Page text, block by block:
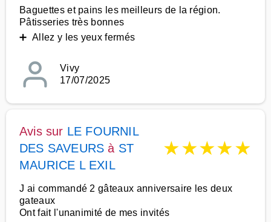
Baguettes et pains les meilleurs de la région.
Pâtisseries très bonnes
➕ Allez y les yeux fermés
Vivy
17/07/2025
Avis sur LE FOURNIL
DES SAVEURS à ST
MAURICE L EXIL
★★★★★
J ai commandé 2 gâteaux anniversaire les deux
gateaux
Ont fait l'unanimité de mes invités